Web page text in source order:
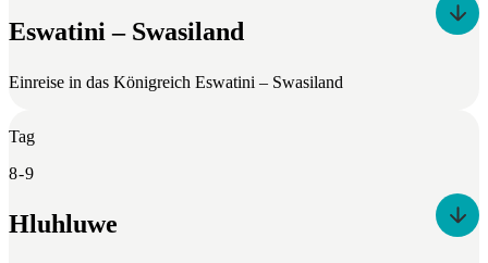
Eswatini – Swasiland
Einreise in das Königreich Eswatini – Swasiland
Tag
8 - 9
Hluhluwe